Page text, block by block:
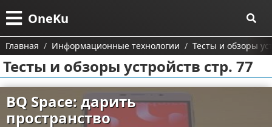
OneKu
Меню
Главная
Категории
Информационные технологии
Тесты и обзоры устройств
Автомобили
Поиск
О проекте
Главная Информационные технологии Тесты и обзоры
Тесты и обзоры устройств стр. 77
BQ Space: дарить
пространство